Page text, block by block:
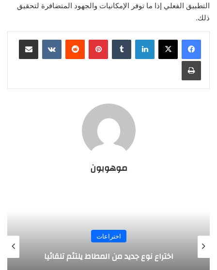
التطبيق الفعلي إذا ما توفر الإمكانيات والجهود المتضافرة لتحقيق
ذلك.
لينكدإن بينتيريست
موهوبون
اختراعات
روبوت جديد لاستكشاف أعماق البحار